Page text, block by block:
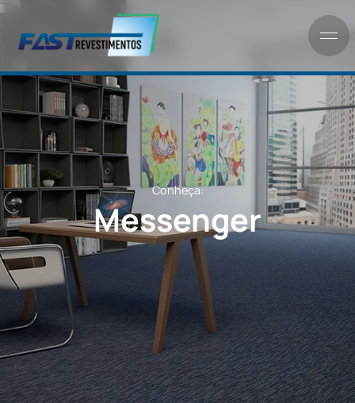
Conheça:
Messenger